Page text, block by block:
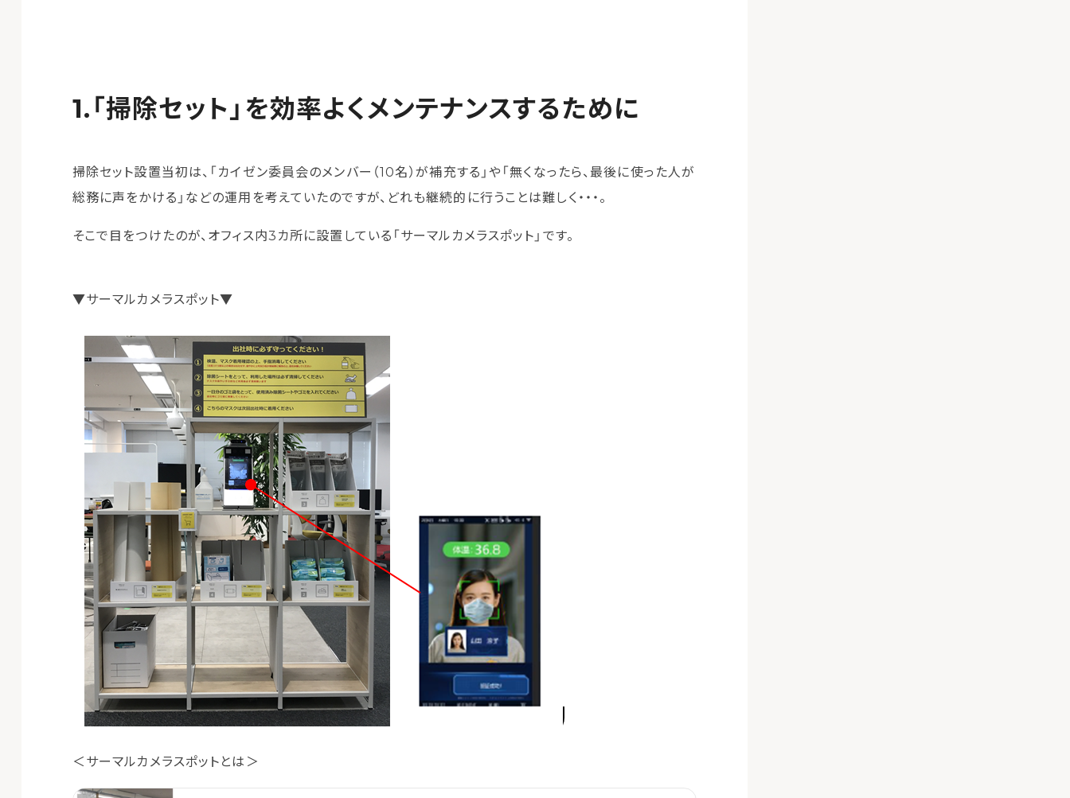
「掃除セット」を効率よくメンテナンスするために
掃除セット設置当初は、「カイゼン委員会のメンバー（10名）が補充する」や「無くなったら、最後に使った人が
総務に声をかける」などの運用を考えていたのですが、どれも継続的に行うことは難しく・・・。
そこで目をつけたのが、オフィス内3カ所に設置している「サーマルカメラスポット」です。
▼サーマルカメラスポット▼
＜サーマルカメラスポットとは＞